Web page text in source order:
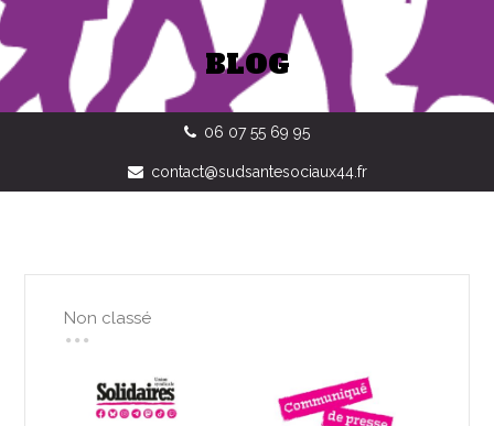
BLOG
06 07 55 69 95
contact@sudsantesociaux44.fr
Non classé